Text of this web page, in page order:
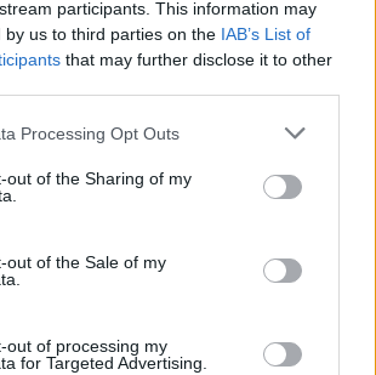
participants. This information may
by us to third parties on the IAB’s List of
that may further disclose it to other
website/app uses one or more Google
visit or usage behaviour. You may click to
to Google and its third-party tags to
below specified purposes in below Google
Processing Opt Outs
out of the Sharing of my
out of the Sale of my
out of processing my
for Targeted Advertising.
στον Άλιμο –
ιερόδουλες – Είχε
πήρε προθεσμία για
την Τρίτη – «Είναι αθώα,
στη διαδήλωση όπως και